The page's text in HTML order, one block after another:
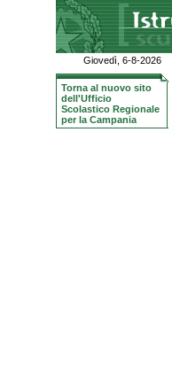
Giovedì, 6-8-2026
Torna al nuovo sito
dell'Ufficio
Scolastico Regionale
per la Campania